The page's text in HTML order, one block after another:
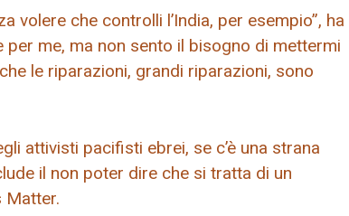
volere che controlli l’India, per esempio”, ha
per me, ma non sento il bisogno di mettermi
le riparazioni, grandi riparazioni, sono
attivisti pacifisti ebrei, se c’è una strana
il non poter dire che si tratta di un
Matter.